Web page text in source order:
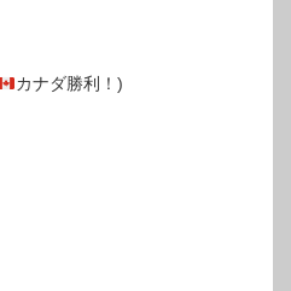
カナダ勝利！)